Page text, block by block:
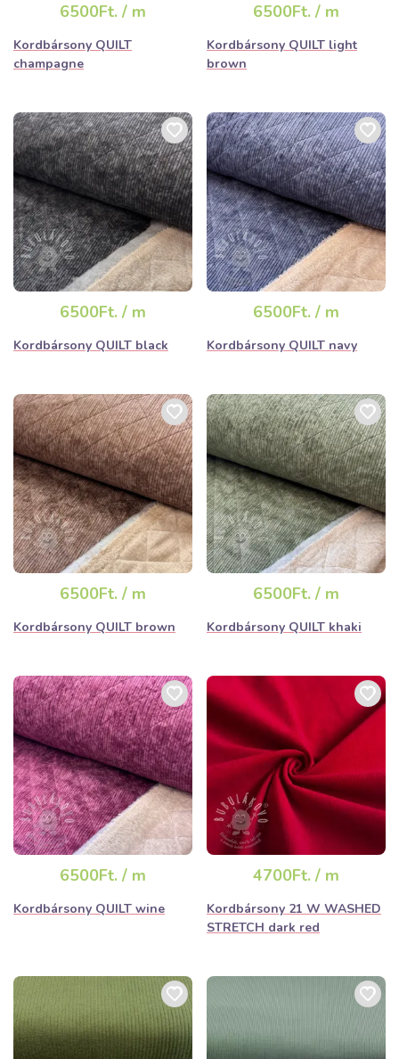
6500Ft. / m
Kordbársony QUILT
champagne
6500Ft. / m
Kordbársony QUILT light
brown
6500Ft. / m
Kordbársony QUILT black
6500Ft. / m
Kordbársony QUILT navy
6500Ft. / m
Kordbársony QUILT brown
6500Ft. / m
Kordbársony QUILT khaki
6500Ft. / m
Kordbársony QUILT wine
4700Ft. / m
Kordbársony 21 W WASHED
STRETCH dark red